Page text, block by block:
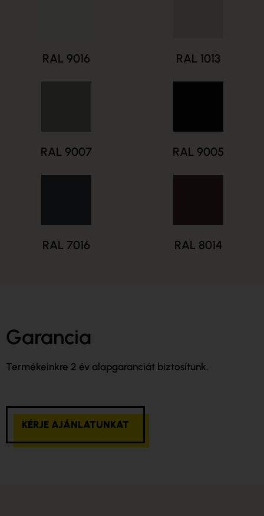
RAL 9016 RAL 1013
RAL 9007 RAL 9005
RAL 7016 RAL 8014
Garancia
Termékeinkre 2 év alapgaranciát biztosítunk.
KÉRJE AJÁNLATUNKAT